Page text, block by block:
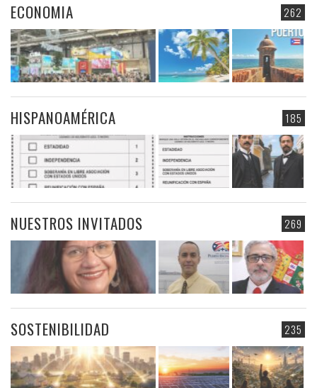
262
ECONOMIA
185
HISPANOAMÉRICA
269
NUESTROS INVITADOS
235
SOSTENIBILIDAD